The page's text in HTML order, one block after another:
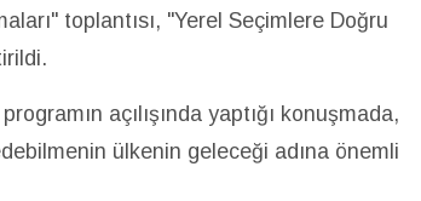
toplantısı, "Yerel Seçimlere Doğru
açılışında yaptığı konuşmada,
ülkenin geleceği adına önemli